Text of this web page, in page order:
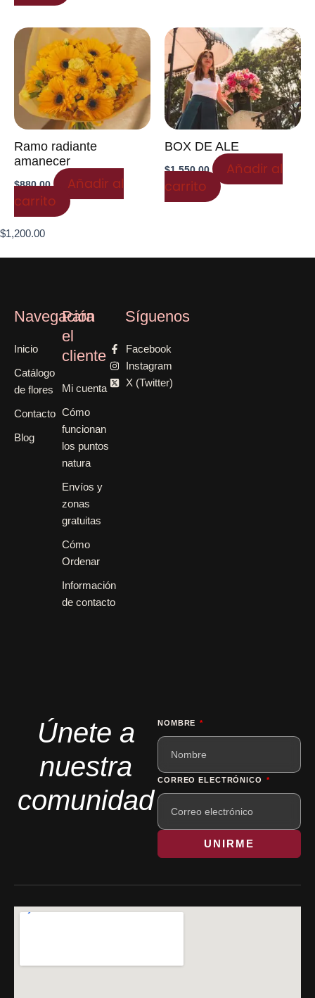
Ramo radiante
amanecer
$880.00
Añadir al
carrito
BOX DE ALE
$1,550.00
Añadir al
carrito
$1,200.00
Navegación
Inicio
Catálogo
de flores
Contacto
Blog
Para
el
cliente
Mi cuenta
Cómo
funcionan
los puntos
natura
Envíos y
zonas
gratuitas
Cómo
Ordenar
Información
de contacto
Síguenos
Facebook
Instagram
X (Twitter)
Únete a
nuestra
comunidad
NOMBRE
CORREO ELECTRÓNICO
UNIRME